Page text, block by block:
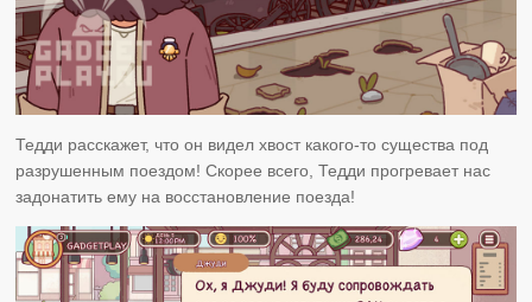
Тедди расскажет, что он видел хвост какого-то существа под
разрушенным поездом! Скорее всего, Тедди прогревает нас
задонатить ему на восстановление поезда!